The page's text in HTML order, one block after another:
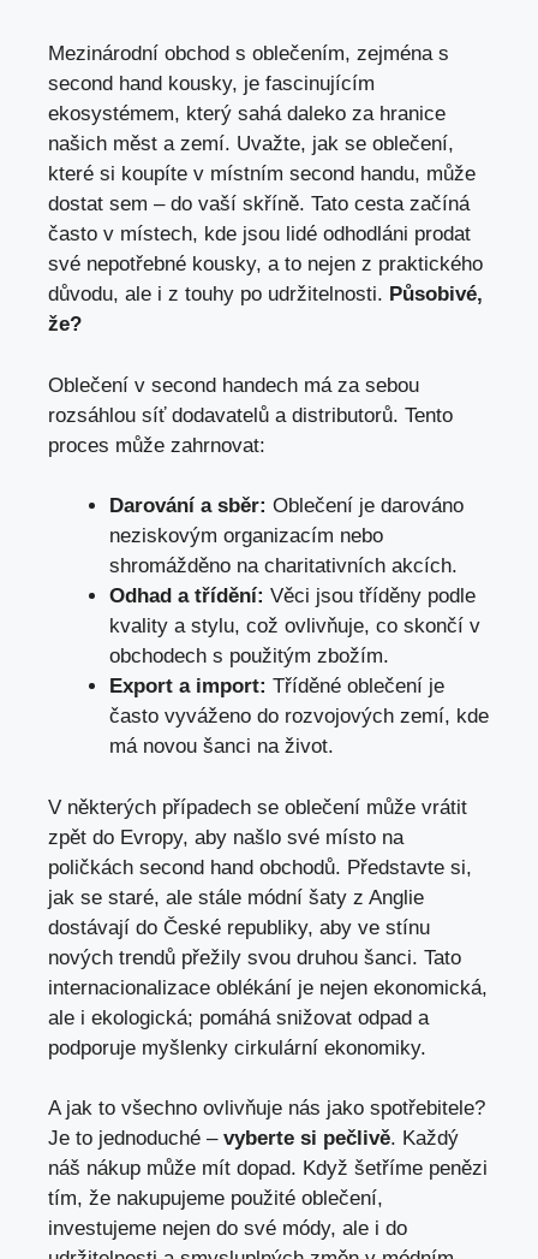
Mezinárodní‍ obchod s oblečením, ‍zejména s
second​ hand kousky,⁣ je⁢ fascinujícím ​
ekosystémem, který sahá daleko za hranice
našich měst a ​zemí.⁤ Uvažte, jak se oblečení,
‌které ‌si koupíte ‍v ⁤místním second ⁤handu, může
dostat sem – do vaší skříně. ⁣Tato cesta začíná
často ​v místech, ‍kde jsou lidé odhodláni prodat
své⁣ nepotřebné kousky, a to nejen z praktického
důvodu, ⁤ale i z touhy po‍ udržitelnosti.‌ Působivé,
že?
Oblečení‌ v second handech má za sebou
rozsáhlou síť dodavatelů a distributorů. Tento
proces může zahrnovat:
Darování a sběr: Oblečení je darováno
neziskovým​ organizacím ‌nebo
shromážděno na charitativních⁣ akcích.
Odhad a třídění: Věci jsou tříděny podle ​
kvality a‍ stylu,‌ což ovlivňuje, co ⁤skončí v
obchodech s použitým zbožím.
Export ⁣a import: Tříděné oblečení je
⁢často ​vyváženo do⁢ rozvojových ⁣zemí, kde
má ⁢novou⁣ šanci na život.
V některých případech se oblečení může vrátit
⁢zpět⁣ do ‍Evropy, aby ‌našlo své místo​ na
poličkách⁢ second hand obchodů. Představte si,
jak se staré, ale⁤ stále⁣ módní⁢ šaty z ⁣Anglie
dostávají⁢ do České republiky, aby ve stínu
nových trendů přežily svou‍ druhou šanci. Tato
internacionalizace oblékání je nejen ekonomická,
ale i ekologická; pomáhá snižovat odpad a‍
podporuje ​myšlenky cirkulární⁢ ekonomiky.
A‌ jak to ⁤všechno ovlivňuje‌ nás ⁣jako spotřebitele?
Je to ⁢jednoduché⁢ – vyberte si pečlivě. Každý
náš nákup může mít dopad. Když ‍šetříme penězi
tím, že nakupujeme použité oblečení,‌
investujeme nejen do⁢ své módy, ale ‌i ⁤do